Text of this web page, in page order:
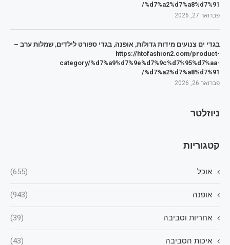
%d7%a2%d7%a8%d7%91/
פברואר 27, 2026
בגדי ים צנועים מידות גדולות, אופנה, בגדי ספורט לילדים, שמלות ערב –
https://htofashion2.com/product-
category/%d7%a9%d7%9e%d7%9c%d7%95%d7%aa-
%d7%a2%d7%a8%d7%91/
פברואר 26, 2026
ניוזלטר
קטגוריות
אוכל (655)
אופנה (943)
אחריות וסביבה (39)
איכות הסביבה (43)